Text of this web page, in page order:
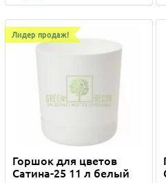
Лидер продаж!
Горшок для цветов
Сатина-25 11 л белый